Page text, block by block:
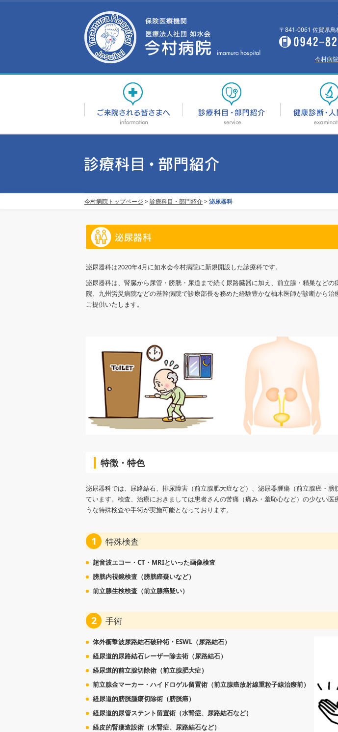
〒841-0061 佐賀県
今村病
今村病院トップページ >診療科目・部門紹介>泌尿器科
泌尿器科は2020年4月に如水会今村病院に新規開設した診療科です。
泌尿器科は、腎臓から尿管・膀胱・尿道まで続く尿路臓器に加え、前立腺・精巣など
院、九州労災病院などの基幹病院で診療部長を務めた経験豊かな柚木医師が診断から
ご提供いたします。
特徴・特色
泌尿器科では、尿路結石、排尿障害（前立腺肥大症など）、泌尿器腫瘍（前立腺癌・
ています。検査、治療におきましては患者さんの苦痛（痛み・羞恥心など）の少ない医
うな特殊検査や手術が実施可能となっております。
1 特殊検査
超音波エコー・CT・MRIといった画像検査
膀胱内視鏡検査（膀胱癌疑いなど）
前立腺生検検査（前立腺癌疑い）
2 手術
体外衝撃波尿路結石破砕術・ESWL（尿路結石）
経尿道的尿路結石レーザー除去術（尿路結石）
経尿道的前立腺切除術（前立腺肥大症）
前立腺金マーカー・ハイドロゲル留置術（前立腺癌放射線重粒子線治療前）
経尿道的膀胱腫瘍切除術（膀胱癌）
経尿道的尿管ステント留置術（水腎症、尿路結石など）
経皮的腎瘻造設術（水腎症、尿路結石など）